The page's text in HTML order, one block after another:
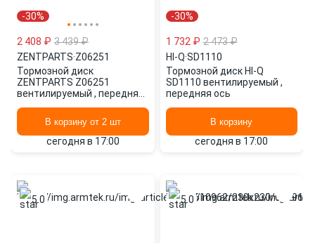
-30%
2 408 ₽ 3 439 ₽
ZENTPARTS·Z06251
Тормозной диск
ZENTPARTS Z06251
вентилируемый , передняя
В корзину от 2 шт
сегодня в 17:00
-30%
1 732 ₽ 2 473 ₽
HI-Q·SD1110
Тормозной диск HI-Q
SD1110 вентилируемый ,
передняя ось
В корзину
сегодня в 17:00
5.0 5.0